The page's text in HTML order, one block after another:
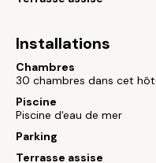
Installations
Chambres
30 chambres dans cet
Piscine
Piscine d'eau de mer
Parking
Terrasse assise